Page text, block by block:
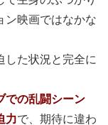
ン映画ではなかな
した状況と完全に
での乱闘シーン
力で、期待に違わ